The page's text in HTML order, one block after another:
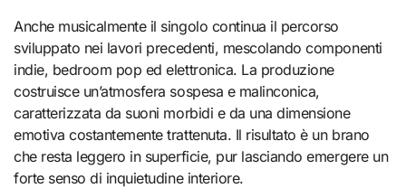
Anche musicalmente il singolo continua il percorso
sviluppato nei lavori precedenti, mescolando componenti
indie, bedroom pop ed elettronica. La produzione
costruisce un’atmosfera sospesa e malinconica,
caratterizzata da suoni morbidi e da una dimensione
emotiva costantemente trattenuta. Il risultato è un brano
che resta leggero in superficie, pur lasciando emergere un
forte senso di inquietudine interiore.